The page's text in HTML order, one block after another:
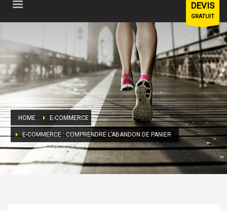
DEVIS
GRATUIT
HOME E-COMMERCE
E-COMMERCE : COMPRENDRE L’ABANDON DE PANIER